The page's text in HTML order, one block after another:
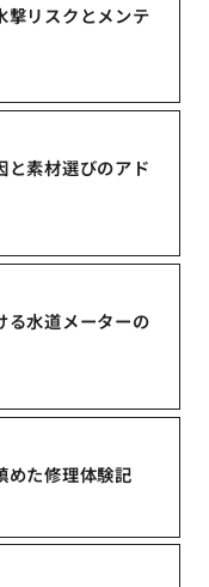
撃リスクとメンテ
と素材選びのアド
る水道メーターの
めた修理体験記